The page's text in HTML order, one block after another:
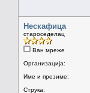
Нескафица
староседелац
Ван мреже
Организација:
Име и презиме:
Струка: